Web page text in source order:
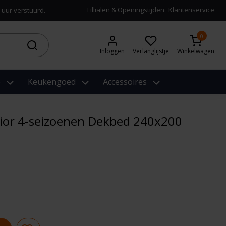
verstuurd. Fillialen & Openingstijden Klantenservice
Inloggen Verlanglijstje
0
Winkelwagen
Keukengoed Accessoires
4-seizoenen Dekbed 240x200